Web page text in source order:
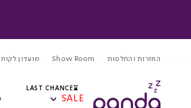
החזרות והחלפות Show Room מועדון
⌛LAST CHANCE
SALE